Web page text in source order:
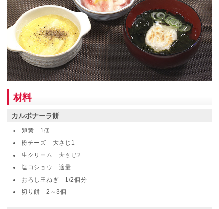
材料
カルボナーラ餅
卵黄 1個
粉チーズ 大さじ1
生クリーム 大さじ2
塩コショウ 適量
おろし玉ねぎ 1/2個分
切り餅 2～3個